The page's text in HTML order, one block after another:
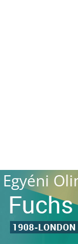
Egyéni